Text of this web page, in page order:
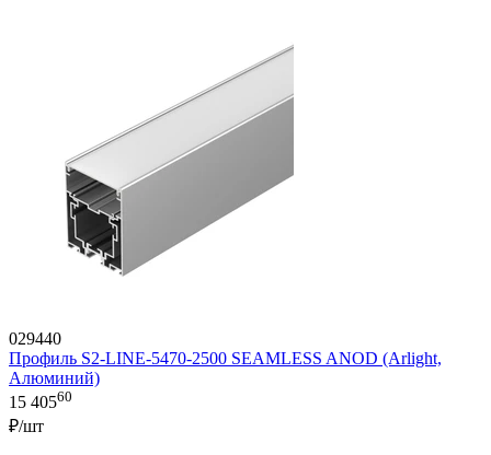
029440
Профиль S2-LINE-5470-2500 SEAMLESS ANOD (Arlight,
Алюминий)
15 40560
₽/шт